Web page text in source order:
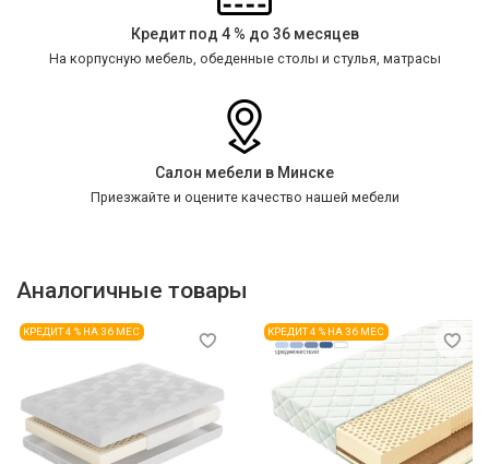
Кредит под 4 % до 36 месяцев
На корпусную мебель, обеденные столы и стулья, матрасы
Салон мебели в Минске
Приезжайте и оцените качество нашей мебели
Аналогичные товары
КРЕДИТ 4 % НА 36 МЕС КРЕДИТ 4 % НА 36 МЕС